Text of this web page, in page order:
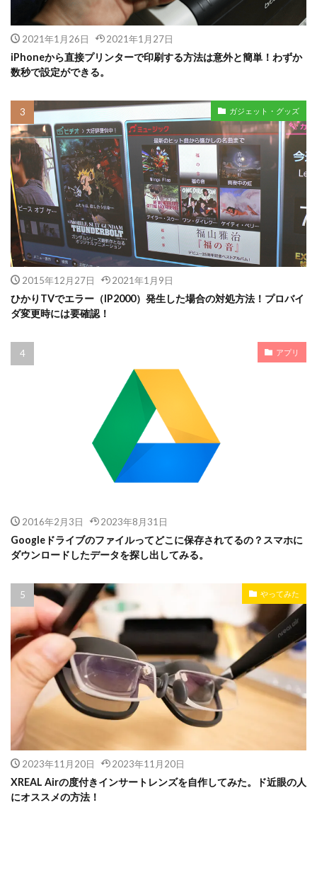
2021年1月26日 2021年1月27日
iPhoneから直接プリンターで印刷する方法は意外と簡単！わずか
数秒で設定ができる。
ガジェット・グッズ
2015年12月27日 2021年1月9日
ひかりTVでエラー（IP2000）発生した場合の対処方法！プロバイ
ダ変更時には要確認！
アプリ
2016年2月3日 2023年8月31日
Googleドライブのファイルってどこに保存されてるの？スマホに
ダウンロードしたデータを探し出してみる。
やってみた
2023年11月20日 2023年11月20日
XREAL Airの度付きインサートレンズを自作してみた。ド近眼の人
にオススメの方法！